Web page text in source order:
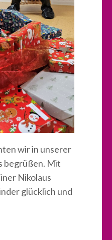
wir in unserer
begrüßen. Mit
Nikolaus
glücklich und